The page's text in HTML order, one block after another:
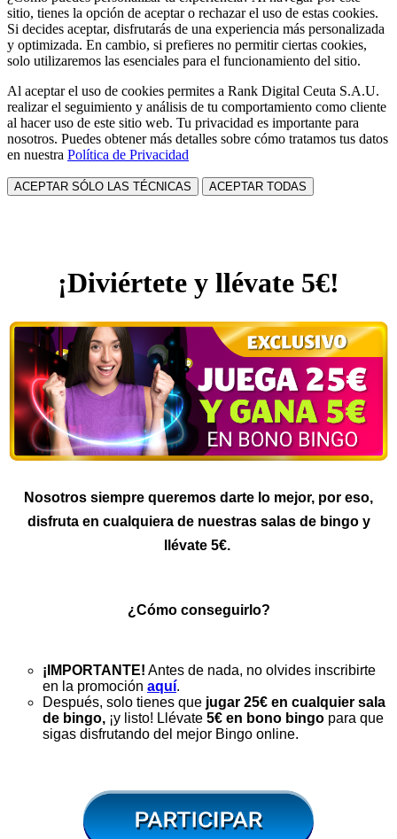
sitio, tienes la opción de aceptar o rechazar el uso de estas cookies.
Si decides aceptar, disfrutarás de una experiencia más personalizada
y optimizada. En cambio, si prefieres no permitir ciertas cookies,
solo utilizaremos las esenciales para el funcionamiento del sitio.
Al aceptar el uso de cookies permites a Rank Digital Ceuta S.A.U.
realizar el seguimiento y análisis de tu comportamiento como cliente
al hacer uso de este sitio web. Tu privacidad es importante para
nosotros. Puedes obtener más detalles sobre cómo tratamos tus datos
en nuestra Política de Privacidad
ACEPTAR SÓLO LAS TÉCNICAS ACEPTAR TODAS
¡Diviértete y llévate 5€!
Nosotros siempre queremos darte lo mejor, por eso,
disfruta en cualquiera de nuestras salas de bingo y
llévate 5€.
¿Cómo conseguirlo?
¡IMPORTANTE! Antes de nada, no olvides inscribirte
en la promoción aquí.
Después, solo tienes que jugar 25€ en cualquier sala
de bingo, ¡y listo! Llévate 5€ en bono bingo para que
sigas disfrutando del mejor Bingo online.